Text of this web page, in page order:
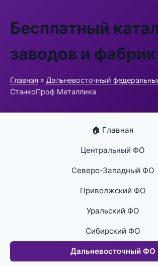
Бесплатный
заводов и фабрик
Главная » Дальневосточный
СтанкоПроф Металлика
🏠 Главная
Центральный ФО
Северо-Западный ФО
Приволжский ФО
Уральский ФО
Сибирский ФО
Дальневосточный ФО